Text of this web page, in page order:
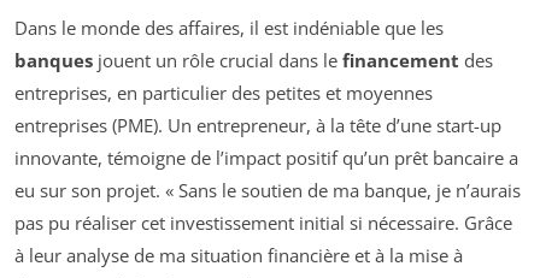
Dans le monde des affaires, il est indéniable que les
banques jouent un rôle crucial dans le financement des
entreprises, en particulier des petites et moyennes
entreprises (PME). Un entrepreneur, à la tête d’une start-up
innovante, témoigne de l’impact positif qu’un prêt bancaire a
eu sur son projet. « Sans le soutien de ma banque, je n’aurais
pas pu réaliser cet investissement initial si nécessaire. Grâce
à leur analyse de ma situation financière et à la mise à